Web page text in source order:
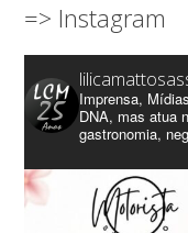
=> Instagram
Imprensa,
DNA, mas atua
gastronomia,